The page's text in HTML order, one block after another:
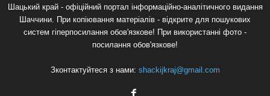
Шацький край - офіційний портал інформаційно-аналітичного видання
Шаччини. При копіювання матеріалів - відкрите для пошукових
систем гіперпосилання обов'язкове! При використанні фото -
посилання обов'язкове!
Зконтактуйтеся з нами: shackijkraj@gmail.com